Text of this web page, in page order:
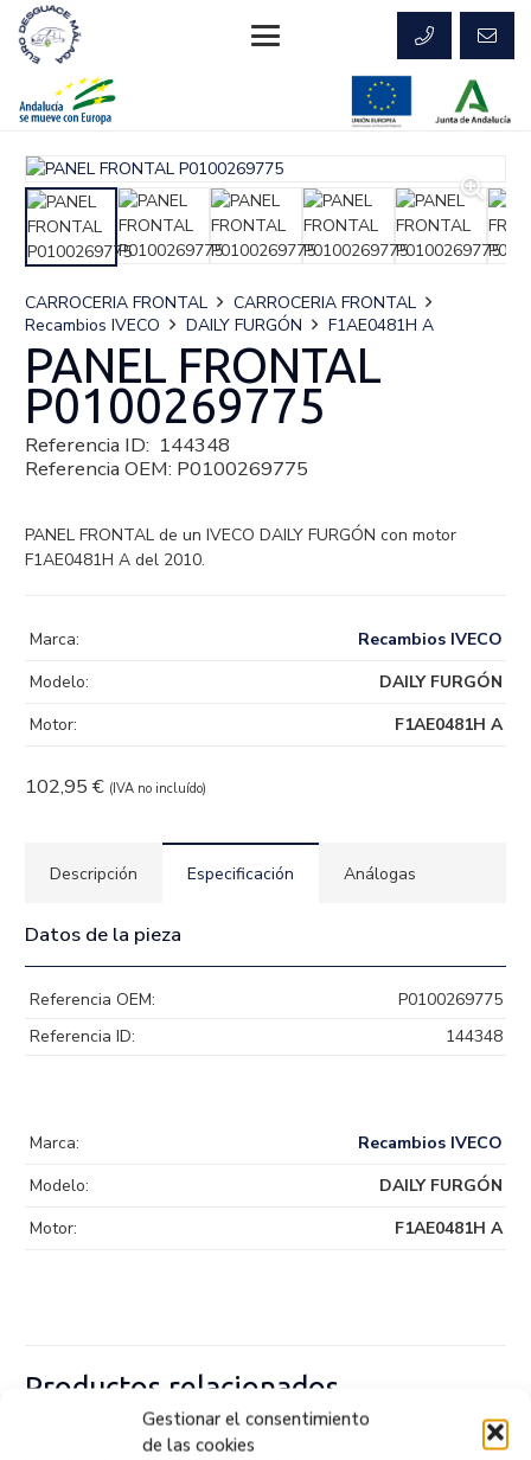
Gestionar el consentimiento
de las cookies
CARROCERIA FRONTAL
CARROCERIA FRONTAL
Recambios IVECO
DAILY FURGÓN F1AE0481H A
PANEL FRONTAL
P0100269775
Referencia ID: 144348
Referencia OEM: P0100269775
PANEL FRONTAL de un IVECO DAILY FURGÓN con motor
F1AE0481H A del 2010.
102,95 € (IVA no incluído)
Marca:
Recambios IVECO
Modelo:
DAILY FURGÓN
Motor:
F1AE0481H A
Descripción Especificación Análogas
Datos de la pieza
Referencia OEM:
P0100269775
Referencia ID:
144348
Marca:
Recambios IVECO
Modelo:
DAILY FURGÓN
Motor:
F1AE0481H A
Productos relacionados